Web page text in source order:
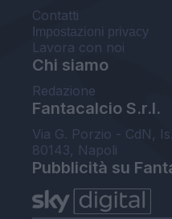
Contatti
Impostazioni privacy
Lavora con noi
Chi siamo
Redazione
Fantacalcio S.r.l.
Via G. Porzio - CdN,
80143, Napoli
Pubblicità su